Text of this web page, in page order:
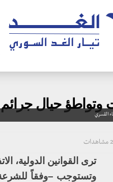
حيال جرائم
القسري
ترى القوانين الدولية،
وتستوجب –وفقاً للشرعة